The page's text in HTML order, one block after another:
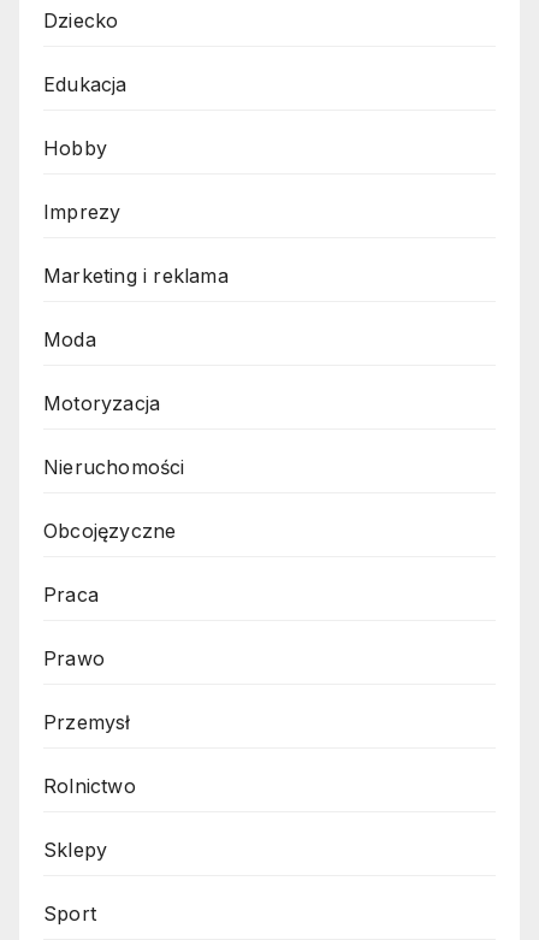
Dziecko
Edukacja
Hobby
Imprezy
Marketing i reklama
Moda
Motoryzacja
Nieruchomości
Obcojęzyczne
Praca
Prawo
Przemysł
Rolnictwo
Sklepy
Sport